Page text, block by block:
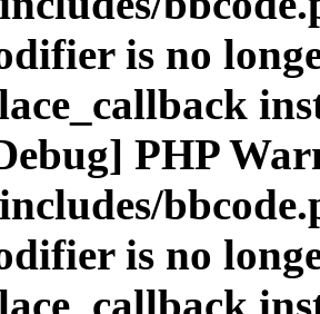
is no
PHP
is no